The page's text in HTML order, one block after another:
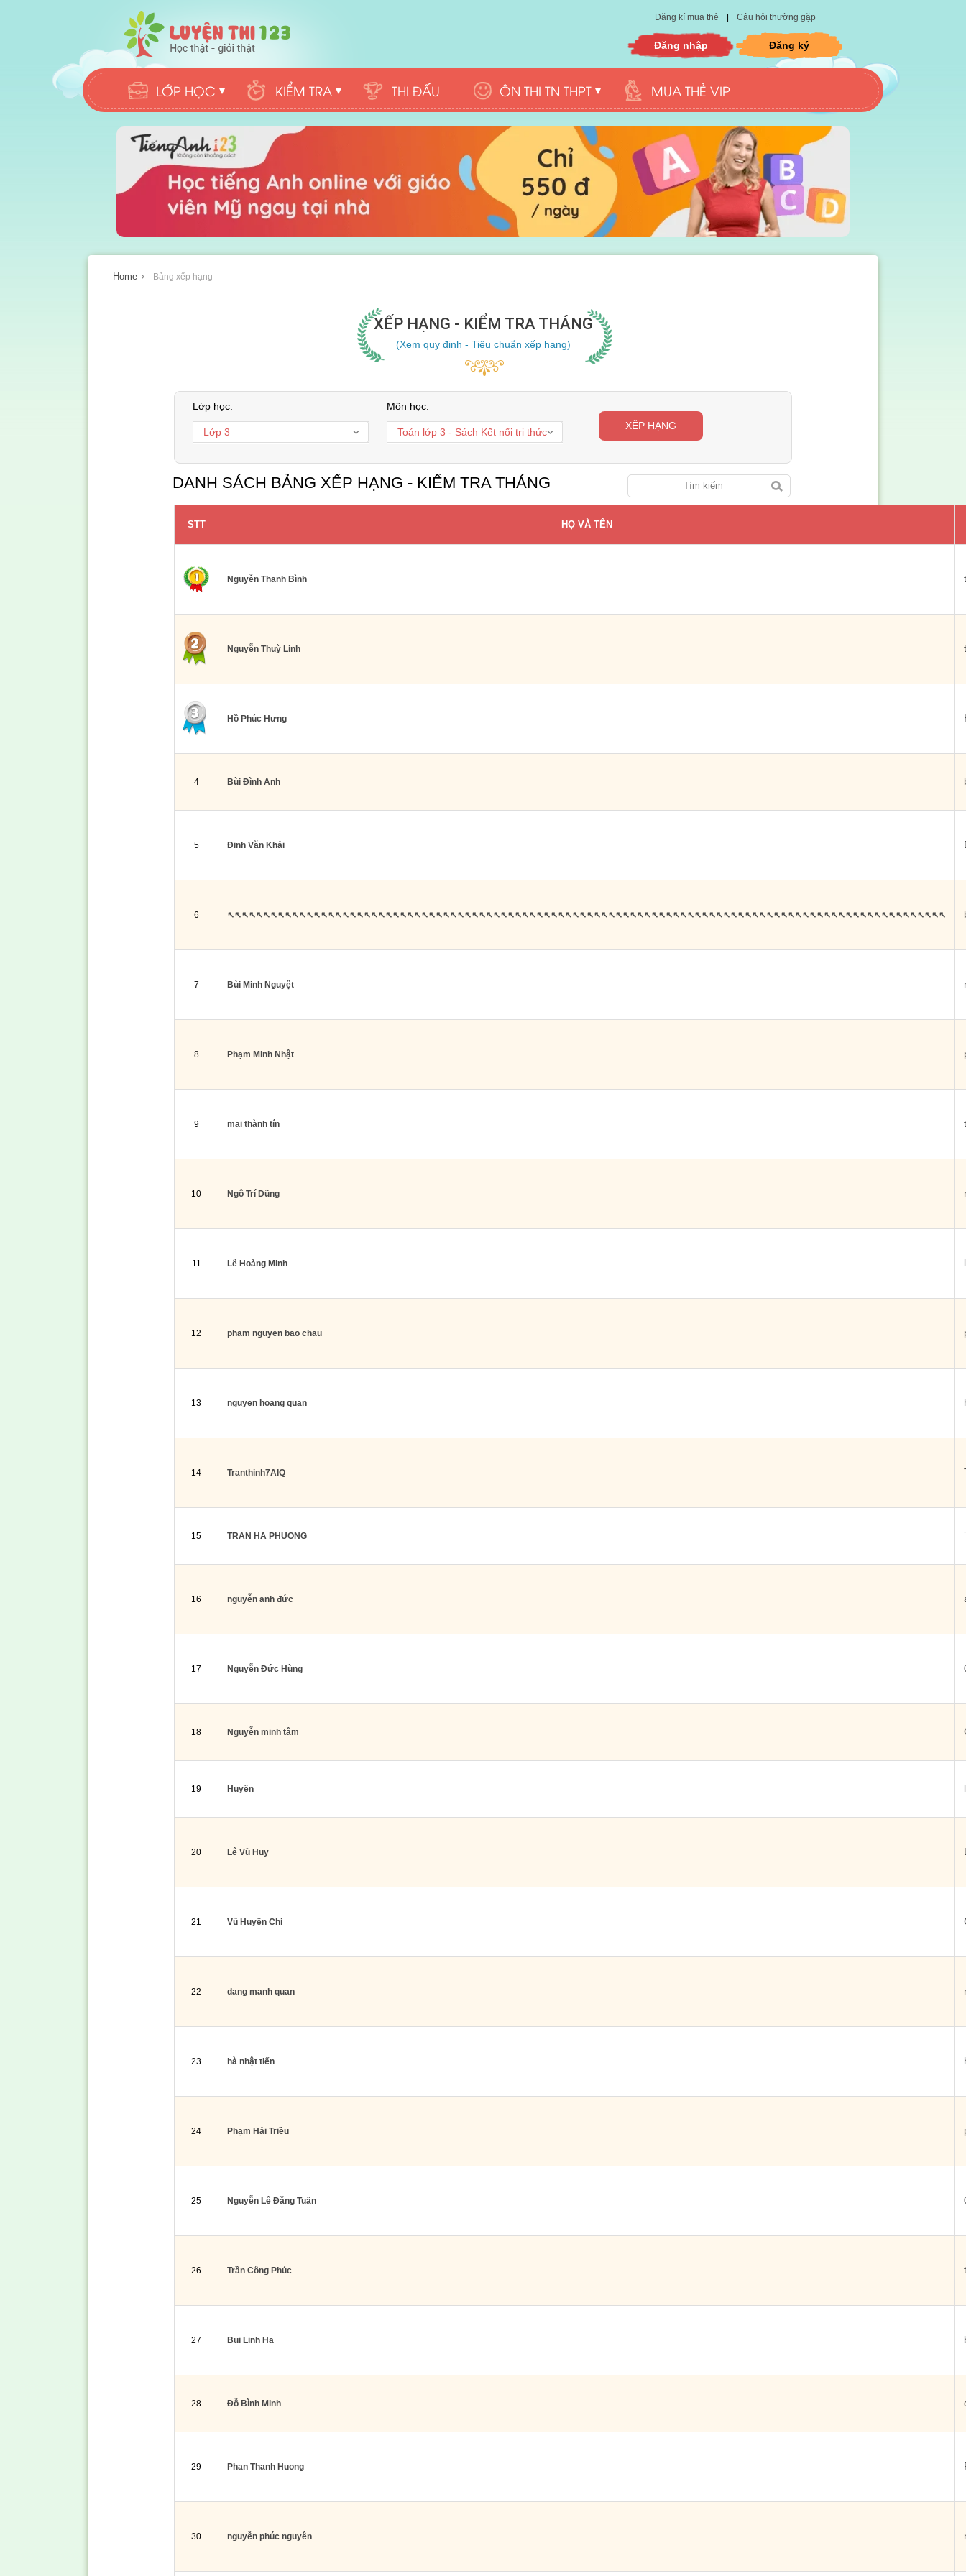
Đăng kí mua thẻ Câu hỏi thường gặp
Đăng nhập Đăng ký
LỚP HỌC KIỂM TRA THI ĐẤU ÔN THI TN THPT MUA THẺ VIP
Home Bảng xếp hạng
XẾP HẠNG - KIỂM TRA THÁNG
(Xem quy định - Tiêu chuẩn xếp hạng)
Lớp học:
Môn học:
XẾP HẠNG
DANH SÁCH BẢNG XẾP HẠNG - KIỂM TRA THÁNG
STT HỌ VÀ TÊN
Nguyễn Thanh Bình
Nguyễn Thuỳ Linh
Hồ Phúc Hưng
4 Bùi Đình Anh
5 Đinh Văn Khải
6 ↖↖↖↖↖↖↖↖↖↖↖↖↖↖↖↖↖↖↖↖↖↖↖↖↖↖↖↖↖↖↖↖↖↖↖↖↖↖↖↖↖↖↖↖↖↖↖↖↖↖↖↖↖↖↖↖↖↖↖↖↖↖↖↖↖↖↖↖↖↖↖↖↖↖↖↖↖↖↖↖↖↖↖↖↖↖↖↖↖↖↖↖↖↖↖↖↖↖↖↖
7 Bùi Minh Nguyệt
8 Phạm Minh Nhật
9 mai thành tín
10 Ngô Trí Dũng
11 Lê Hoàng Minh
12 pham nguyen bao chau
13 nguyen hoang quan
14 Tranthinh7AIQ
15 TRAN HA PHUONG
16 nguyễn anh đức
17 Nguyễn Đức Hùng
18 Nguyễn minh tâm
19 Huyền
20 Lê Vũ Huy
21 Vũ Huyền Chi
22 dang manh quan
23 hà nhật tiến
24 Phạm Hải Triều
25 Nguyễn Lê Đăng Tuấn
26 Trần Công Phúc
27 Bui Linh Ha
28 Đỗ Bình Minh
29 Phan Thanh Huong
30 nguyễn phúc nguyên